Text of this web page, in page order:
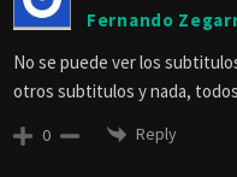
Fernando
No se puede ver los
otros subtitulos y nada,
0 Reply